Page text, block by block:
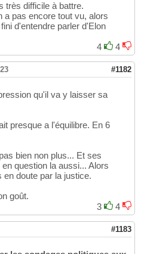
très difficile à battre.
a pas encore tout vu, alors
d'entendre parler d'Elon
4
4
#1182
qu'il va y laisser sa
presque a l'équilibre. En 6
bien non plus... Et ses
question la aussi... Alors
doute par la justice.
goût.
3
4
#1183